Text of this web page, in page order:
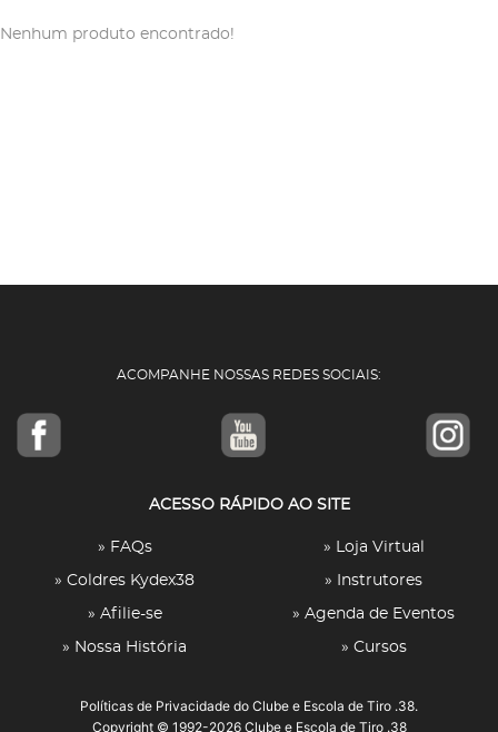
Nenhum produto encontrado!
ACOMPANHE NOSSAS REDES SOCIAIS:
ACESSO RÁPIDO AO SITE
» FAQs
» Coldres Kydex38
» Afilie-se
» Nossa História
» Loja Virtual
» Instrutores
» Agenda de Eventos
» Cursos
Políticas de Privacidade do Clube e Escola de Tiro .38.
Copyright © 1992-2026 Clube e Escola de Tiro .38